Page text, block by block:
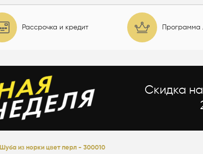
Рассрочка и кредит Программа
Скидка
Шуба из норки цвет перл - 300010